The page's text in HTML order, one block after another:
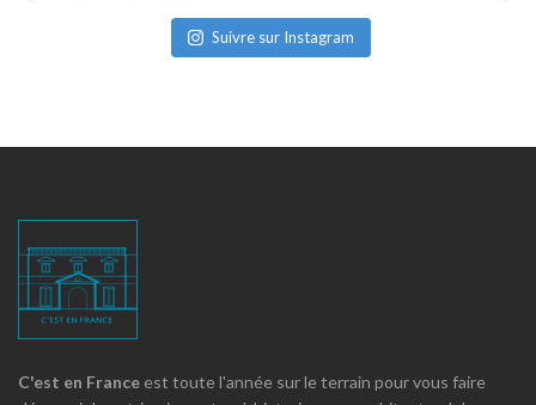
Suivre sur Instagram
C'est en France est toute l'année sur le terrain pour vous faire